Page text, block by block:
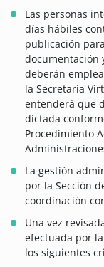
Las personas
días hábiles
publicación
documentación
deberán
la Secretaría
entenderá que
dictada
Procedimiento
La gestión
por la Sección
coordinación
Una vez
efectuada por
los siguientes